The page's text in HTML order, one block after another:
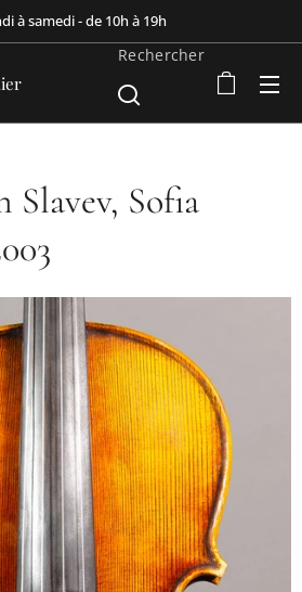
à samedi - de 10h à 19h
Rechercher
Slavev, Sofia